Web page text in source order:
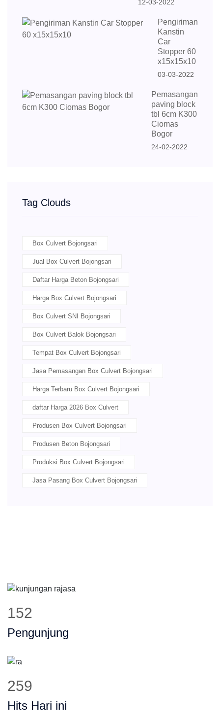
12-03-2022
Pengiriman
Kanstin
Car
Stopper 60
x15x15x10
03-03-2022
Pemasangan
paving block
tbl 6cm K300
Ciomas
Bogor
24-02-2022
Tag Clouds
Box Culvert Bojongsari
Jual Box Culvert Bojongsari
Daftar Harga Beton Bojongsari
Harga Box Culvert Bojongsari
Box Culvert SNI Bojongsari
Box Culvert Balok Bojongsari
Tempat Box Culvert Bojongsari
Jasa Pemasangan Box Culvert Bojongsari
Harga Terbaru Box Culvert Bojongsari
daftar Harga 2026 Box Culvert
Produsen Box Culvert Bojongsari
Produsen Beton Bojongsari
Produksi Box Culvert Bojongsari
Jasa Pasang Box Culvert Bojongsari
191
Pengunjung
330
Hits Hari ini